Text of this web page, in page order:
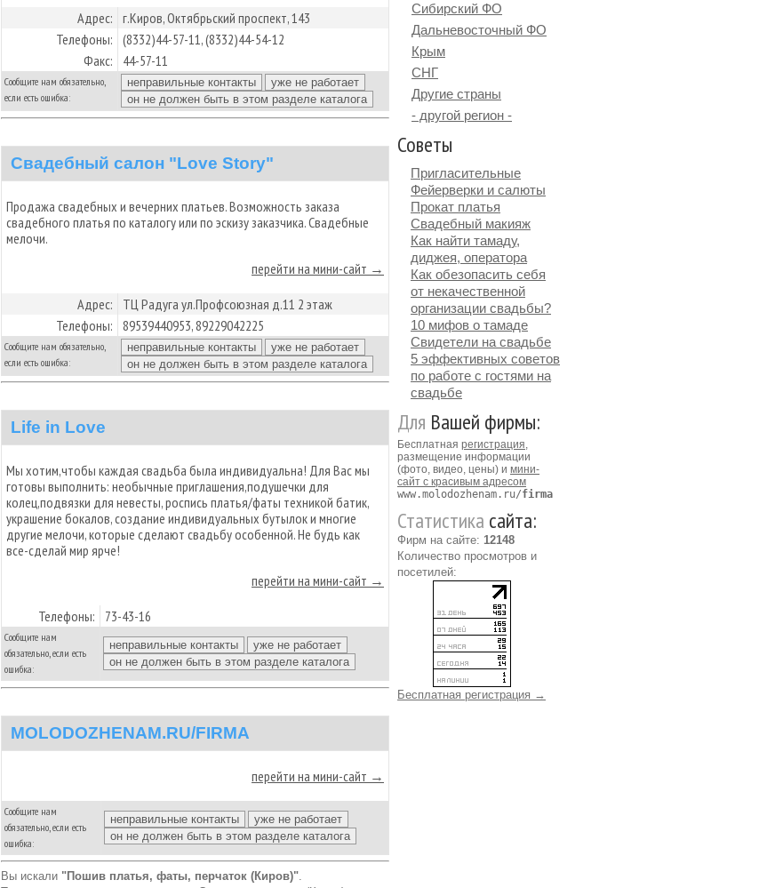
Адрес: г.Киров, Октябрьский проспект, 143
Телефоны: (8332)44-57-11, (8332)44-54-12
Факс:
44-57-11
Сообщите нам обязательно,
если есть ошибка:
Свадебный салон "Love Story"
Продажа свадебных и вечерних платьев. Возможность заказа
свадебного платья по каталогу или по эскизу заказчика. Свадебные
мелочи.
перейти на мини-сайт →
Адрес:
ТЦ Радуга ул.Профсоюзная д.11 2 этаж
Телефоны: 89539440953, 89229042225
Сообщите нам обязательно,
если есть ошибка:
Life in Love
Мы хотим,чтобы каждая свадьба была индивидуальна! Для Вас мы
готовы выполнить: необычные приглашения,подушечки для
колец,подвязки для невесты, роспись платья/фаты техникой батик,
украшение бокалов, создание индивидуальных бутылок и многие
другие мелочи, которые сделают свадьбу особенной. Не будь как
все-сделай мир ярче!
перейти на мини-сайт →
Телефоны:
73-43-16
Сообщите нам
обязательно, если есть
ошибка:
MOLODOZHENAM.RU/FIRMA
перейти на мини-сайт →
Сообщите нам
обязательно, если есть
ошибка:
Вы искали "Пошив платья, фаты, перчаток (Киров)"
Сибирский ФО
Дальневосточный ФО
Крым
СНГ
Другие страны
- другой регион -
Советы
Пригласительные
Фейерверки и салюты
Прокат платья
Свадебный макияж
Как найти тамаду,
диджея, оператора
Как обезопасить себя
от некачественной
организации свадьбы?
10 мифов о тамаде
Свидетели на свадьбе
5 эффективных советов
по работе с гостями на
свадьбе
Для Вашей фирмы:
Бесплатная регистрация,
размещение информации
(фото, видео, цены) и мини-
сайт с красивым адресом
www.molodozhenam.ru/firma
Статистика сайта:
Фирм на сайте: 12148
Количество просмотров и
посетилей:
Бесплатная регистрация →